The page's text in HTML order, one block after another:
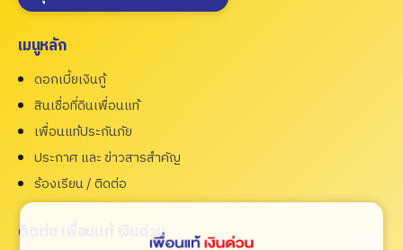
เมนูหลัก
ดอกเบี้ยเงินกู้
สินเชื่อที่ดินเพื่อนแท้
เพื่อนแท้ประกันภัย
ประกาศ และ ข่าวสารสำคัญ
ร้องเรียน / ติดต่อ
ติดต่อ เพื่อนแท้ เงินด่วน